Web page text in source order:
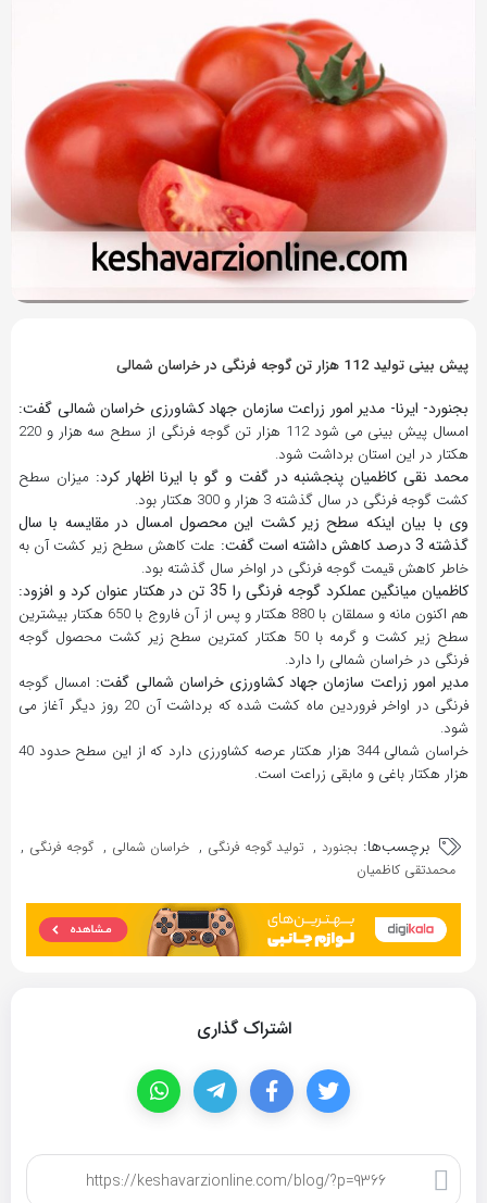
پیش بینی تولید 112 هزار تن گوجه فرنگی در خراسان شمالی
بجنورد- ایرنا- مدیر امور زراعت سازمان جهاد کشاورزی خراسان شمالی گفت:
امسال پیش بینی می شود 112 هزار تن گوجه فرنگی از سطح سه هزار و 220
هکتار در این استان برداشت شود.
محمد نقی کاظمیان پنجشنبه در گفت و گو با ایرنا اظهار کرد: میزان سطح
کشت گوجه فرنگی در سال گذشته 3 هزار و 300 هکتار بود.
وی با بیان اینکه سطح زیر کشت این محصول امسال در مقایسه با سال
گذشته 3 درصد کاهش داشته است گفت:
علت کاهش سطح زیر کشت آن به
خاطر کاهش قیمت گوجه فرنگی در اواخر سال گذشته بود.
کاظمیان میانگین عملکرد گوجه فرنگی را 35 تن در هکتار عنوان کرد و افزود:
هم اکنون مانه و سملقان با 880 هکتار و پس از آن فاروج با 650 هکتار بیشترین
سطح زیر کشت و گرمه با 50 هکتار کمترین سطح زیر کشت محصول گوجه
فرنگی در خراسان شمالی را دارد.
مدیر امور زراعت سازمان جهاد کشاورزی خراسان شمالی گفت: امسال گوجه
فرنگی در اواخر فروردین ماه کشت شده که برداشت آن 20 روز دیگر آغاز می
شود.
خراسان شمالی 344 هزار هکتار عرصه کشاورزی دارد که از این سطح حدود 40
هزار هکتار باغی و مابقی زراعت است.
برچسب‌ها: بجنورد , تولید گوجه فرنگی , خراسان شمالی , گوجه فرنگی ,
محمدتقی کاظمیان
اشتراک گذاری